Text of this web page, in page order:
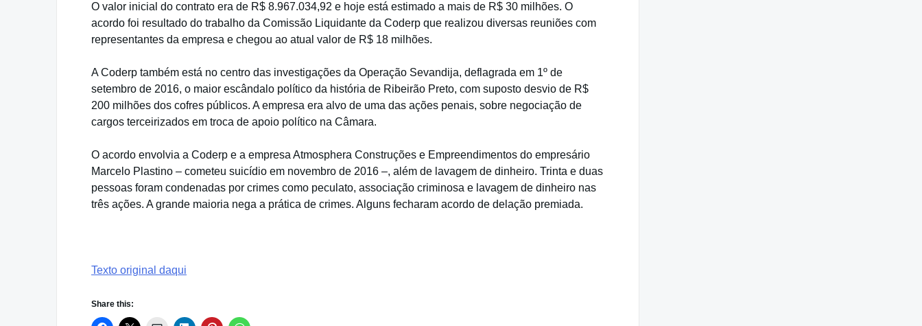
O valor inicial do contrato era de R$ 8.967.034,92 e hoje está estimado a mais de R$ 30 milhões. O
acordo foi resultado do trabalho da Comissão Liquidante da Coderp que realizou diversas reuniões com
representantes da empresa e chegou ao atual valor de R$ 18 milhões.
A Coderp também está no centro das investigações da Operação Sevandija, deflagrada em 1º de
setembro de 2016, o maior escândalo político da história de Ribeirão Preto, com suposto desvio de R$
200 milhões dos cofres públicos. A empresa era alvo de uma das ações penais, sobre negociação de
cargos terceirizados em troca de apoio político na Câmara.
O acordo envolvia a Coderp e a empresa Atmosphera Construções e Empreendimentos do empresário
Marcelo Plastino – cometeu suicídio em novembro de 2016 –, além de lavagem de dinheiro. Trinta e duas
pessoas foram condenadas por crimes como peculato, associação criminosa e lavagem de dinheiro nas
três ações. A grande maioria nega a prática de crimes. Alguns fecharam acordo de delação premiada.
Texto original daqui
Share this: